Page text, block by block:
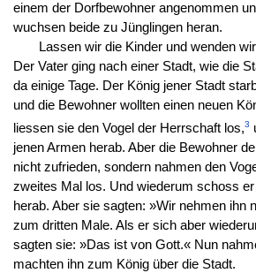
einem der Dorfbewohner angenommen
wuchsen beide zu Jünglingen heran.
Lassen wir die Kinder und wenden
Der Vater ging nach einer Stadt, wie die
da einige Tage. Der König jener Stadt
und die Bewohner wollten einen neuen
liessen sie den Vogel der Herrschaft los,3
jenen Armen herab. Aber die Bewohner
nicht zufrieden, sondern nahmen den
zweites Mal los. Und wiederum schoss
herab. Aber sie sagten: »Wir nehmen ihn
zum dritten Male. Als er sich aber
sagten sie: »Das ist von Gott.« Nun
machten ihn zum König über die Stadt.